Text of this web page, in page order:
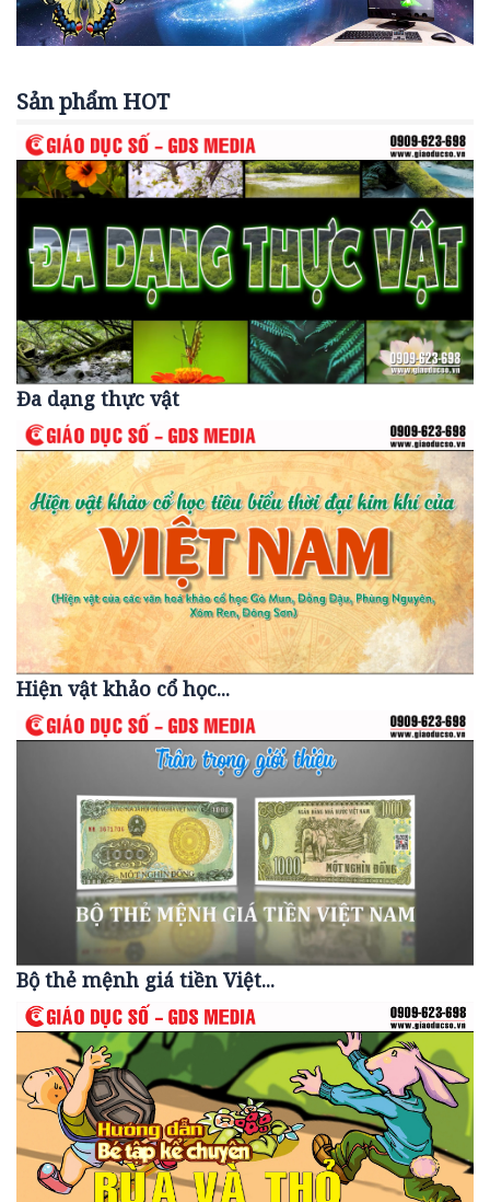
Sản phẩm HOT
Đa dạng thực vật
Hiện vật khảo cổ học...
Bộ thẻ mệnh giá tiền Việt...